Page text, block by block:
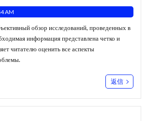
AM
обзор исследований, проведенных в
информация представлена четко и
читателю оценить все аспекты
返信